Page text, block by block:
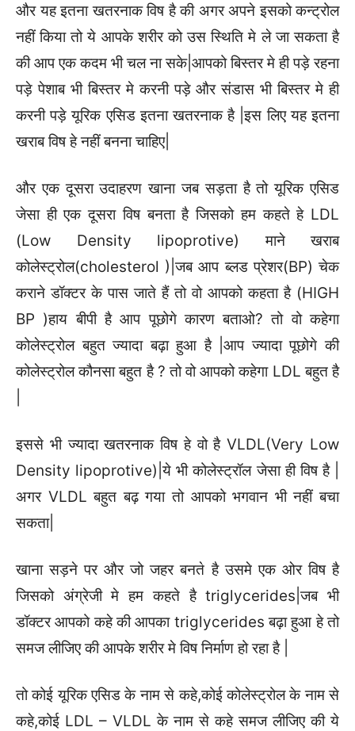
और यह इतना खतरनाक विष है की अगर अपने इसको कन्ट्रोल
नहीं किया तो ये आपके शरीर को उस स्थिति मे ले जा सकता है
की आप एक कदम भी चल ना सके|आपको बिस्तर मे ही पड़े रहना
पड़े पेशाब भी बिस्तर मे करनी पड़े और संडास भी बिस्तर मे ही
करनी पड़े यूरिक एसिड इतना खतरनाक है |इस लिए यह इतना
खराब विष हे नहीं बनना चाहिए|
और एक दूसरा उदाहरण खाना जब सड़ता है तो यूरिक एसिड
जेसा ही एक दूसरा विष बनता है जिसको हम कहते हे LDL
(Low Density lipoprotive) माने खराब
कोलेस्ट्रोल(cholesterol )|जब आप ब्लड प्रेशर(BP) चेक
कराने डॉक्टर के पास जाते हैं तो वो आपको कहता है (HIGH
BP )हाय बीपी है आप पूछोगे कारण बताओ? तो वो कहेगा
कोलेस्ट्रोल बहुत ज्यादा बढ़ा हुआ है |आप ज्यादा पूछोगे की
कोलेस्ट्रोल कौनसा बहुत है ? तो वो आपको कहेगा LDL बहुत है
इससे भी ज्यादा खतरनाक विष हे वो है VLDL(Very Low
Density lipoprotive)|ये भी कोलेस्ट्रॉल जेसा ही विष है |
अगर VLDL बहुत बढ़ गया तो आपको भगवान भी नहीं बचा
सकता|
खाना सड़ने पर और जो जहर बनते है उसमे एक ओर विष है
जिसको अंग्रेजी मे हम कहते है triglycerides|जब भी
डॉक्टर आपको कहे की आपका triglycerides बढ़ा हुआ हे तो
समज लीजिए की आपके शरीर मे विष निर्माण हो रहा है |
तो कोई यूरिक एसिड के नाम से कहे,कोई कोलेस्ट्रोल के नाम से
कहे,कोई LDL – VLDL के नाम से कहे समज लीजिए की ये